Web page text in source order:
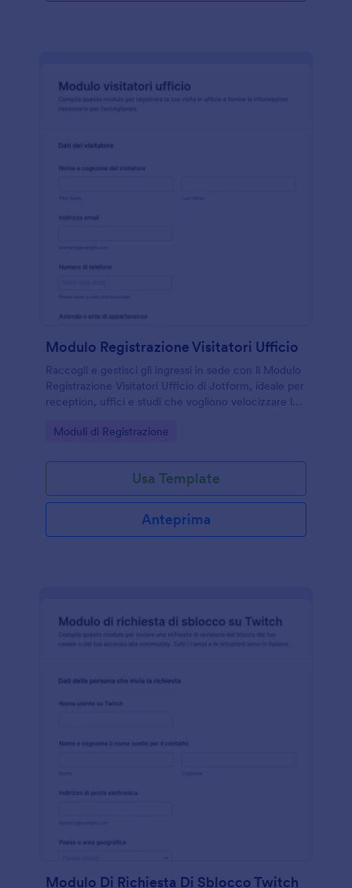
Modulo Registrazione Visitatori Ufficio
Raccogli e gestisci gli ingressi in sede con il Modulo
Registrazione Visitatori Ufficio di Jotform, ideale per
reception, uffici e studi che vogliono velocizzare la
Go to Category:
Moduli di Registrazione
Usa Template
Anteprima
Modulo Di Richiesta Di Sblocco Twitch